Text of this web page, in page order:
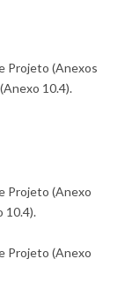
Projeto (Anexos
10.4).
Projeto (Anexo
10.4).
Projeto (Anexo